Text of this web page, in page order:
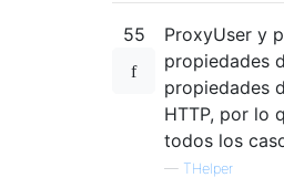
55
ProxyUser y
propiedades
propiedades
HTTP, por lo
todos los
— THelper